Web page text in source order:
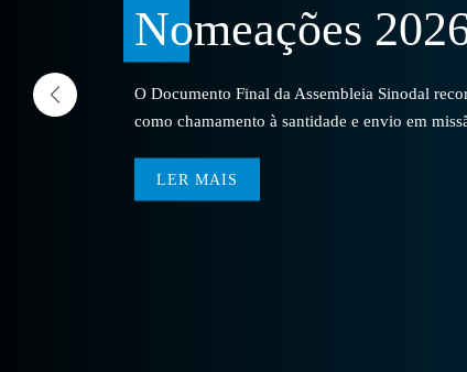
Nomeações
O Documento Final da Assembleia Sinodal
como chamamento à santidade e envio em
LER MAIS